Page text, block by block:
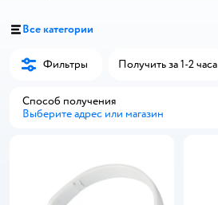
Все категории
Фильтры Получить за 1-2 часа
Способ получения
Выберите адрес или магазин